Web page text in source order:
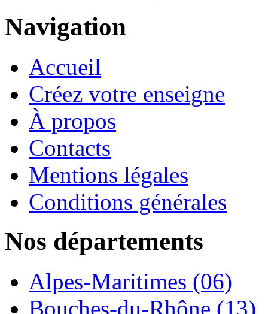
Navigation
Accueil
Créez votre enseigne
À propos
Contacts
Mentions légales
Conditions générales
Nos départements
Alpes-Maritimes (06)
Bouches-du-Rhône (13)